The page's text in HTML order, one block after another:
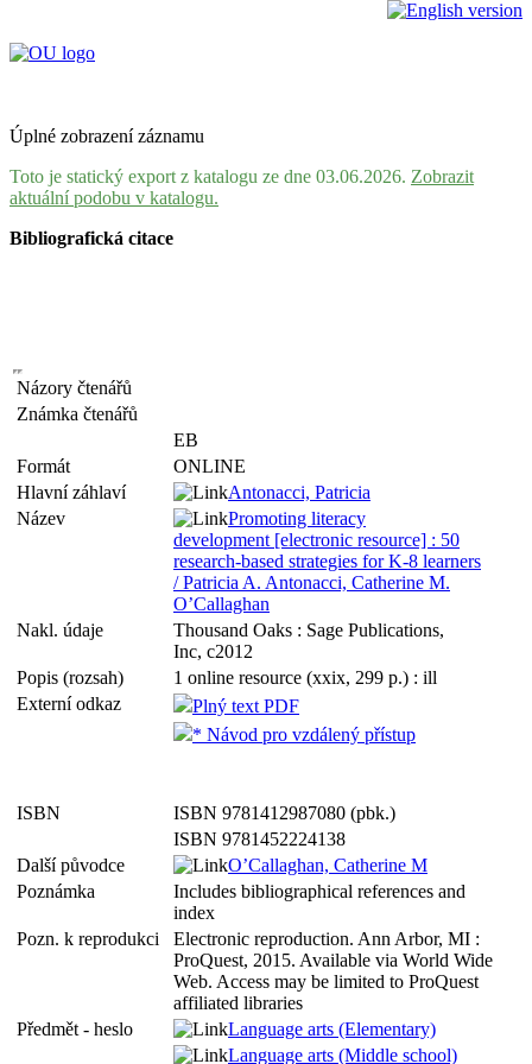
Úplné zobrazení záznamu
Toto je statický export z katalogu ze dne 03.06.2026. Zobrazit
aktuální podobu v katalogu.
Bibliografická citace
Názory čtenářů
Známka čtenářů
EB
Formát
ONLINE
Hlavní záhlaví
Antonacci, Patricia
Název
Promoting literacy
development [electronic resource] : 50
research-based strategies for K-8 learners
/ Patricia A. Antonacci, Catherine M.
O’Callaghan
Nakl. údaje
Thousand Oaks : Sage Publications,
Inc, c2012
Popis (rozsah)
1 online resource (xxix, 299 p.) : ill
Externí odkaz
Plný text PDF
* Návod pro vzdálený přístup
ISBN
ISBN 9781412987080 (pbk.)
ISBN 9781452224138
Další původce
O’Callaghan, Catherine M
Poznámka
Includes bibliographical references and
index
Pozn. k reprodukci
Electronic reproduction. Ann Arbor, MI :
ProQuest, 2015. Available via World Wide
Web. Access may be limited to ProQuest
affiliated libraries
Předmět - heslo
Language arts (Elementary)
Language arts (Middle school)